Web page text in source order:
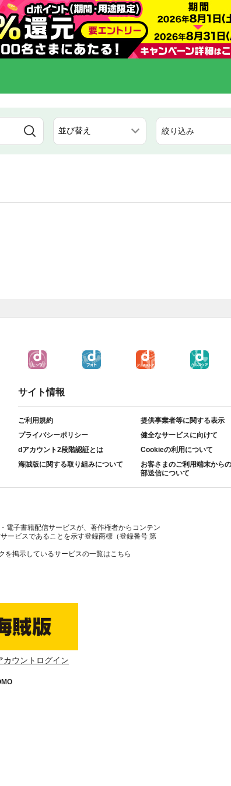
絞り込み
サイト情報
ご利用規約
提供事業者等に関する表示
プライバシーポリシー
健全なサービスに向けて
dアカウント2段階認証とは
Cookieの利用について
海賊版に関する取り組みについて
お客さまのご利用端末から
部送信について
電子書籍配信サービスが、著作権者からコンテン
ービスであることを示す登録商標（登録番号 第
を掲示しているサービスの一覧はこちら
カウントログイン